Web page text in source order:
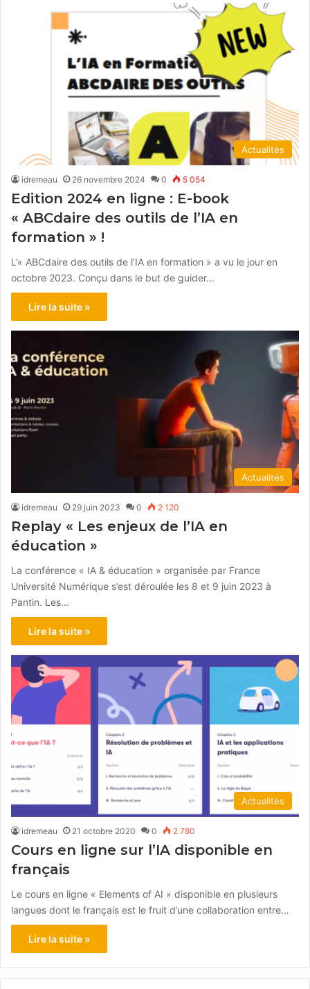
Actualités
idremeau 26 novembre 2024 0 5 054
Edition 2024 en ligne : E-book
« ABCdaire des outils de l’IA en
formation » !
L’« ABCdaire des outils de l’IA en formation » a vu le jour en
octobre 2023. Conçu dans le but de guider…
Lire la suite »
Actualités
idremeau 29 juin 2023 0 2 120
Replay « Les enjeux de l’IA en
éducation »
La conférence « IA & éducation » organisée par France
Université Numérique s’est déroulée les 8 et 9 juin 2023 à
Pantin. Les…
Lire la suite »
Actualités
idremeau 21 octobre 2020 0 2 780
Cours en ligne sur l’IA disponible en
français
Le cours en ligne « Elements of AI » disponible en plusieurs
langues dont le français est le fruit d’une collaboration entre…
Lire la suite »